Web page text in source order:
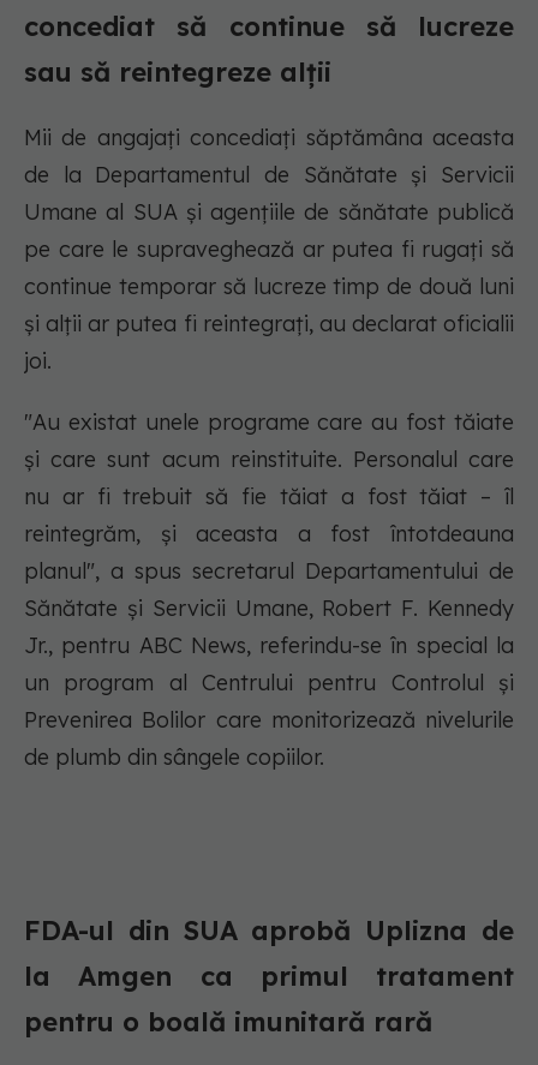
concediat să continue să lucreze
sau să reintegreze alții
Mii de angajați concediați săptămâna aceasta
de la Departamentul de Sănătate și Servicii
Umane al SUA și agențiile de sănătate publică
pe care le supraveghează ar putea fi rugați să
continue temporar să lucreze timp de două luni
și alții ar putea fi reintegrați, au declarat oficialii
joi.
"Au existat unele programe care au fost tăiate
și care sunt acum reinstituite. Personalul care
nu ar fi trebuit să fie tăiat a fost tăiat – îl
reintegrăm, și aceasta a fost întotdeauna
planul", a spus secretarul Departamentului de
Sănătate și Servicii Umane, Robert F. Kennedy
Jr., pentru ABC News, referindu-se în special la
un program al Centrului pentru Controlul și
Prevenirea Bolilor care monitorizează nivelurile
de plumb din sângele copiilor.
FDA-ul din SUA aprobă Uplizna de
la Amgen ca primul tratament
pentru o boală imunitară rară